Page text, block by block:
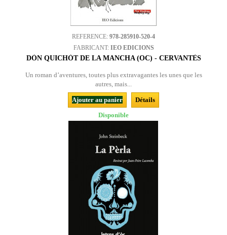
REFERENCE: 978-285910-520-4
FABRICANT: IEO EDICIONS
DÒN QUICHÒT DE LA MANCHA (OC) - CERVANTÈS
Un roman d’aventures, toutes plus extravagantes les unes que les
autres, mais...
Ajouter au panier
Détails
Disponible